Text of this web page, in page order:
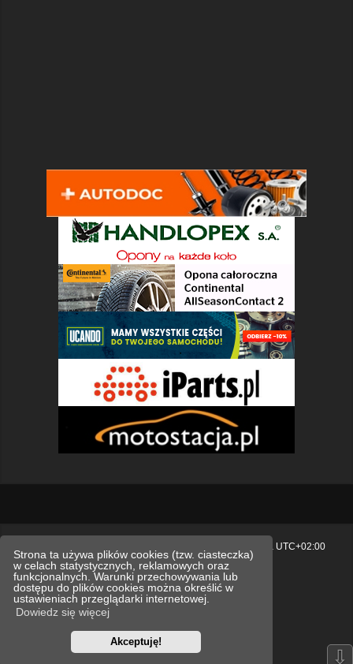
Strona ta używa plików cookies (tzw. ciasteczka)
w celach statystycznych, reklamowych oraz
funkcjonalnych. Warunki przechowywania lub
dostępu do plików cookies można określić w
ustawieniach przeglądarki internetowej.
Dowiedz się więcej
Akceptuję!
Strefa czasowa UTC+02:00
Polityka prywatności.
Technologię dostarczaphpBB® Forum Software © phpBB Limited
Polski pakiet językowy dostarczaphpBB.pl
we_universal created by INVENTEA & v12mike
phpBB SEO ⇩